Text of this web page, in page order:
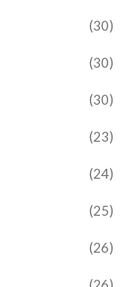
(30)
(30)
(30)
(23)
(24)
(25)
(26)